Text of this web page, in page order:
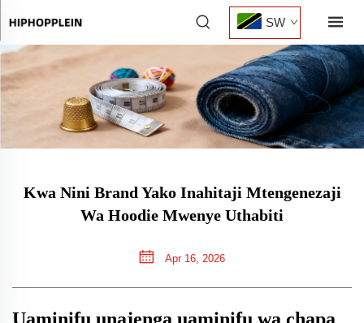
SW
Kwa Nini Brand Yako Inahitaji Mtengenezaji
Wa Hoodie Mwenye Uthabiti
Apr 16, 2026